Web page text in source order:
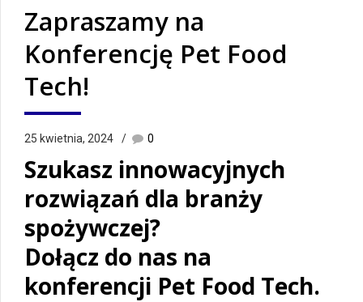
Zapraszamy na
Konferencję Pet Food
Tech!
25 kwietnia, 2024 0
Szukasz innowacyjnych
rozwiązań dla branży
spożywczej?
Dołącz do nas na
konferencji Pet Food Tech.